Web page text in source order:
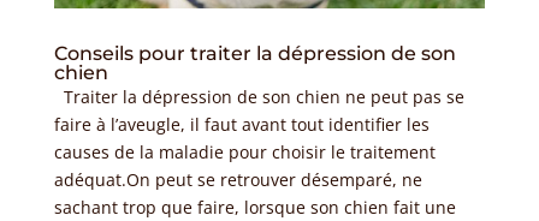
Conseils pour traiter la dépression de son
chien
Traiter la dépression de son chien ne peut pas se
faire à l’aveugle, il faut avant tout identifier les
causes de la maladie pour choisir le traitement
adéquat.On peut se retrouver désemparé, ne
sachant trop que faire, lorsque son chien fait une